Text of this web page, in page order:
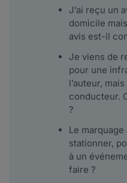
J’ai reçu un
domicile
avis est-il
Je viens de
pour une
l’auteur,
conducteur.
?
Le marquage
stationner,
à un
faire ?